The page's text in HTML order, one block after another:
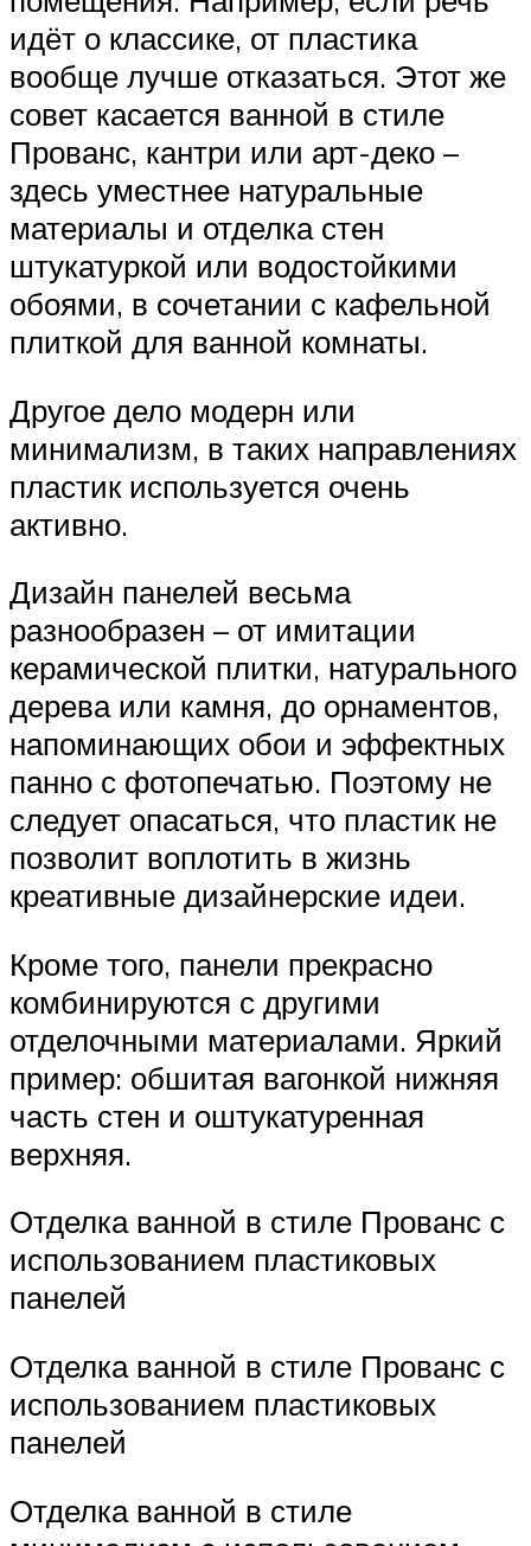
идёт о классике, от пластика
вообще лучше отказаться. Этот же
совет касается ванной в стиле
Прованс, кантри или арт-деко –
здесь уместнее натуральные
материалы и отделка стен
штукатуркой или водостойкими
обоями, в сочетании с кафельной
плиткой для ванной комнаты.
Другое дело модерн или
минимализм, в таких направлениях
пластик используется очень
активно.
Дизайн панелей весьма
разнообразен – от имитации
керамической плитки, натурального
дерева или камня, до орнаментов,
напоминающих обои и эффектных
панно с фотопечатью. Поэтому не
следует опасаться, что пластик не
позволит воплотить в жизнь
креативные дизайнерские идеи.
Кроме того, панели прекрасно
комбинируются с другими
отделочными материалами. Яркий
пример: обшитая вагонкой нижняя
часть стен и оштукатуренная
верхняя.
Отделка ванной в стиле Прованс с
использованием пластиковых
панелей
Отделка ванной в стиле Прованс с
использованием пластиковых
панелей
Отделка ванной в стиле